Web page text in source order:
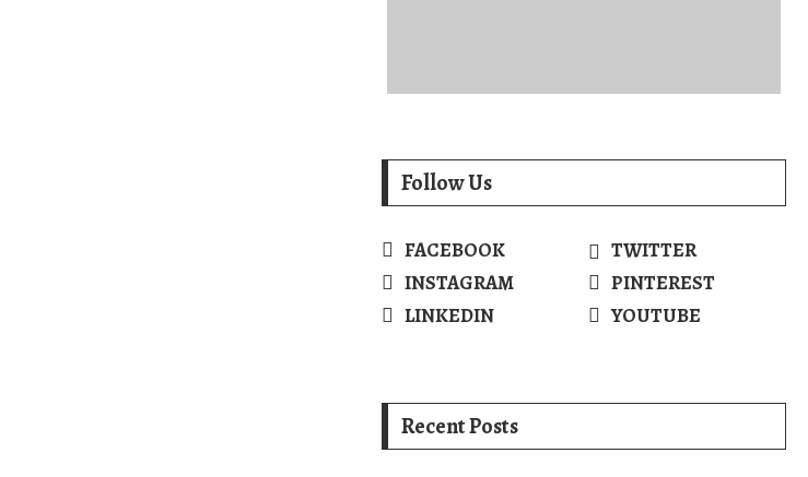
Follow Us
FACEBOOK
TWITTER
INSTAGRAM
PINTEREST
LINKEDIN
YOUTUBE
Recent Posts